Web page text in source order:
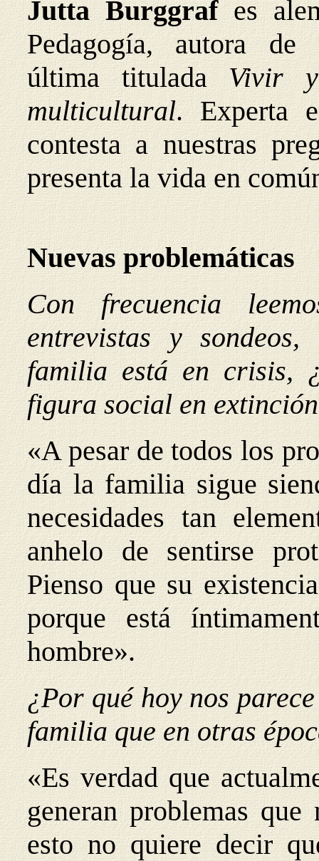
Jutta Burggrafes
Pedagogía, autora de
última titulada Vivir
multicultural. Experta
contesta a nuestras
presenta la vida en
Nuevas problemáticas
Con frecuencia
entrevistas y
familia está en crisis,
figura social en
«A pesar de todos los
día la familia sigue
necesidades tan
anhelo de sentirse
Pienso que su
porque está
hombre».
¿Por qué hoy nos
familia que en otras
«Es verdad que
generan problemas que
esto no quiere decir